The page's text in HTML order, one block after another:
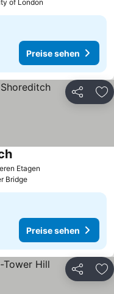
of London
Preise sehen
Teilen
Etagen
Bridge
Preise sehen
Teilen